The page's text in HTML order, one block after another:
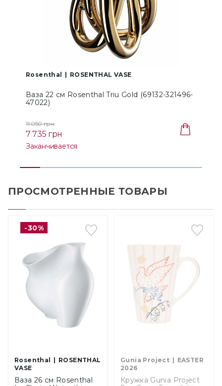
Rosenthal ROSENTHAL VASE
Ваза 22 см Rosenthal Triu Gold (69132-321496-
47022)
11 050 грн
7 735 грн
Заканчивается
ПРОСМОТРЕННЫЕ ТОВАРЫ
-30%
Rosenthal
ROSENTHAL
VASE
Ваза 26 см Rosenthal
Gunia Project
EASTER
2026
Кружка Gunia Project